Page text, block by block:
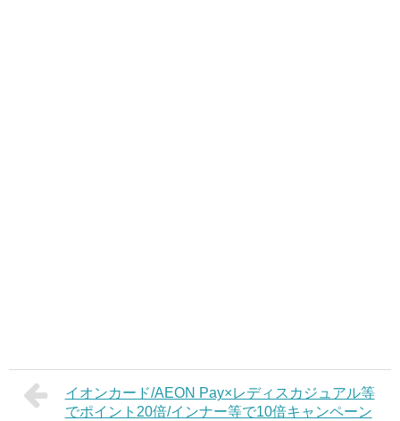
イオンカード/AEON Pay×レディスカジュアル等
でポイント20倍/インナー等で10倍キャンペーン